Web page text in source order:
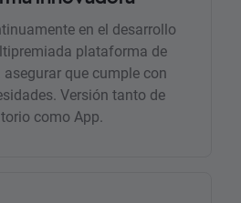
en el desarrollo
plataforma de
que cumple con
Versión tanto de
como App.